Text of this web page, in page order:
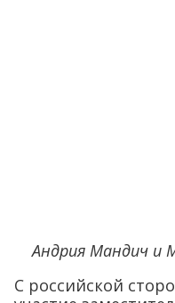
Андрия Мандич и
С российской